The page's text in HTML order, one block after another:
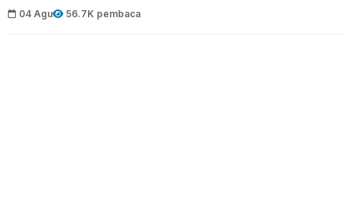
04 Agu 56.7K pembaca